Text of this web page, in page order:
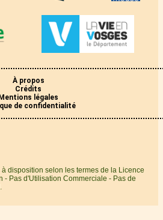
À propos
Crédits
Mentions légales
de confidentialité
disposition selon les termes de la Licence
- Pas d'Utilisation Commerciale - Pas de